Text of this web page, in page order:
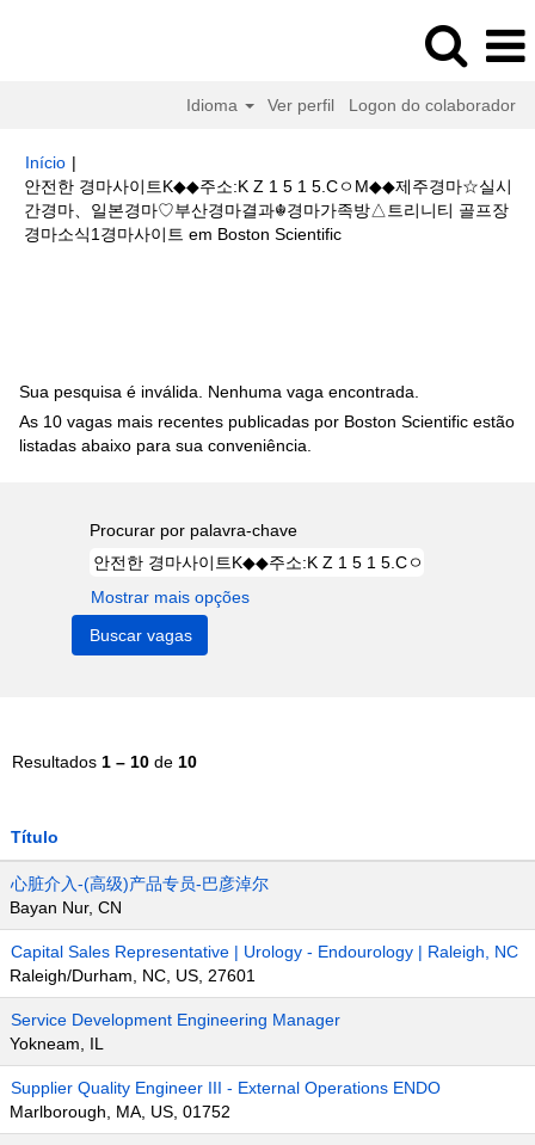
Idioma Ver perfil Logon do colaborador
Início |
안전한 경마사이트K◆◆주소:K Z 1 5 1 5.CㅇM◆◆제주경마☆실시
간경마、일본경마♡부산경마결과☬경마가족방△트리니티 골프장
경마소식1경마사이트 em Boston Scientific(página
Sua pesquisa é inválida. Nenhuma vaga encontrada.
As 10 vagas mais recentes publicadas por Boston Scientific estão
listadas abaixo para sua conveniência.
Procurar por palavra-chave
Mostrar mais opções
Resultados 1 – 10 de 10
Título
心脏介入-(高级)产品专员-巴彦淖尔
Bayan Nur, CN
Capital Sales Representative | Urology - Endourology | Raleigh, NC
Raleigh/Durham, NC, US, 27601
Service Development Engineering Manager
Yokneam, IL
Supplier Quality Engineer III - External Operations ENDO
Marlborough, MA, US, 01752